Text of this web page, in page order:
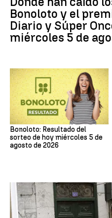
Bonoloto y el
Diario y Súper
miércoles 5 de
Bonoloto: Resultado del
sorteo de hoy miércoles 5 de
agosto de 2026